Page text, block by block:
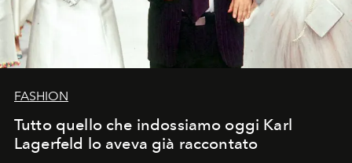
FASHION
Tutto quello che indossiamo oggi Karl
Lagerfeld lo aveva già raccontato